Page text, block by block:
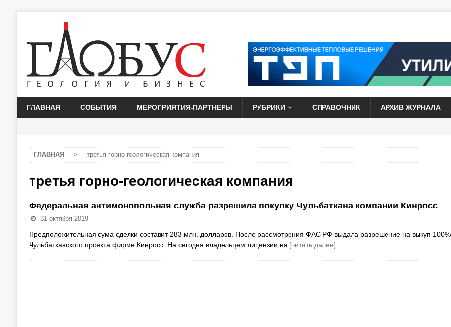
ГЛАВНАЯ СОБЫТИЯ МЕРОПРИЯТИЯ-ПАРТНЕРЫ РУБРИКИ СПРАВОЧНИК АРХИВ ЖУРНАЛА
ГЛАВНАЯ > третья горно-геологическая компания
третья горно-геологическая компания
Федеральная антимонопольная служба разрешила покупку Чульбаткана компании Кинросс
31 октября 2019
Предположительная сума сделки составит 283 млн. долларов. После рассмотрения ФАС РФ выдала разрешение на выкуп 100%
Чульбатканского проекта фирме Кинросс. На сегодня владельцем лицензии на [читать далее]